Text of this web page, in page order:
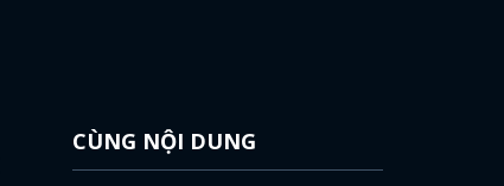
CÙNG NỘI DUNG